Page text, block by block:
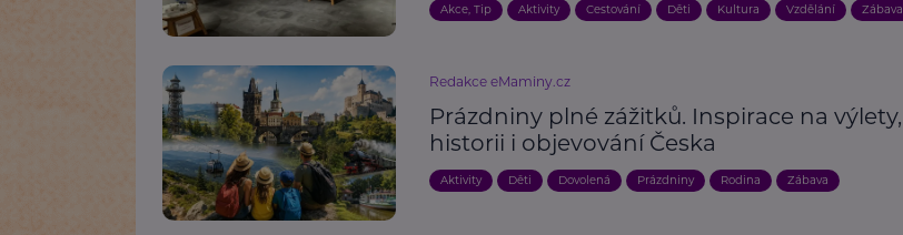
Akce, Tip Aktivity Cestování Děti Kultura Vzdělání Zábava
Redakce eMaminy.cz
Prázdniny plné zážitků. Inspirace na výlety,
historii i objevování Česka
Aktivity Děti Dovolená Prázdniny Rodina Zábava